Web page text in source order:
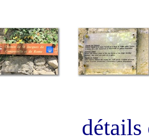
détails